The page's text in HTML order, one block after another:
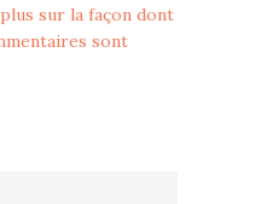
sur la façon dont
sont